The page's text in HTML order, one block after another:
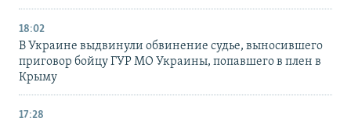
18:02
В Украине выдвинули обвинение судье, выносившего
приговор бойцу ГУР МО Украины, попавшего в плен в
Крыму
17:28